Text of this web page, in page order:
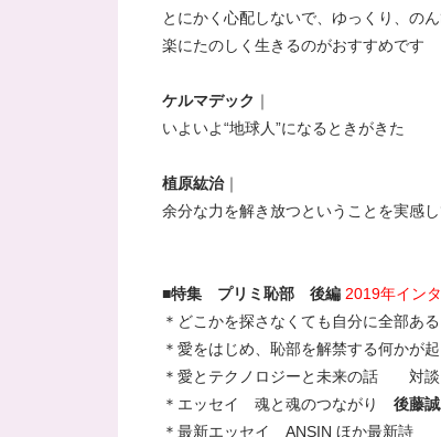
とにかく心配しないで、ゆっくり、の
楽にたのしく生きるのがおすすめです
ケルマデック ｜
いよいよ“地球人”になるときがきた
植原紘治｜
余分な力を解き放つということを実感
■特集 プリミ恥部 後編 2019年イン
＊どこかを探さなくても自分に全部あ
＊愛をはじめ、恥部を解禁する何かが
＊愛とテクノロジーと未来の話 対
＊エッセイ 魂と魂のつながり 後藤
＊最新エッセイ ANSIN ほか最新詩